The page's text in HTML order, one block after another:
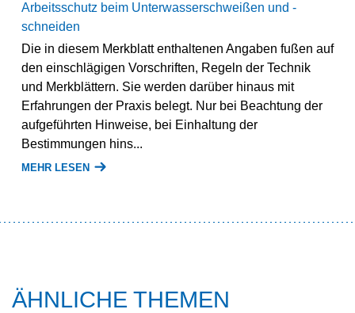
Arbeitsschutz beim Unterwasserschweißen und -
schneiden
Die in diesem Merkblatt enthaltenen Angaben fußen auf
den einschlägigen Vorschriften, Regeln der Technik
und Merkblättern. Sie werden darüber hinaus mit
Erfahrungen der Praxis belegt. Nur bei Beachtung der
aufgeführten Hinweise, bei Einhaltung der
Bestimmungen hins...
MEHR LESEN
ÄHNLICHE THEMEN